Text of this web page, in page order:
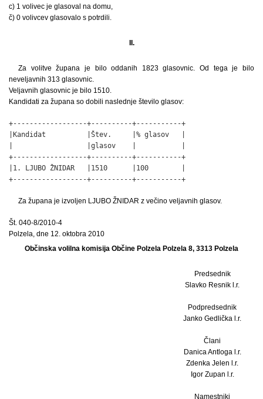
c) 1 volivec je glasoval na domu,
č) 0 volivcev glasovalo s potrdili.
II.
Za volitve župana je bilo oddanih 1823 glasovnic. Od tega je bilo
neveljavnih 313 glasovnic.
Veljavnih glasovnic je bilo 1510.
Kandidati za župana so dobili naslednje število glasov:
+------------------+----------+-----------+
|Kandidat          |Štev.     |% glasov   |
|                  |glasov    |           |
+------------------+----------+-----------+
|1. LJUBO ŽNIDAR   |1510      |100        |
+------------------+----------+-----------+
Za župana je izvoljen LJUBO ŽNIDAR z večino veljavnih glasov.
Št. 040-8/2010-4
Polzela, dne 12. oktobra 2010
Občinska volilna komisija Občine Polzela Polzela 8, 3313 Polzela
Predsednik
Slavko Resnik l.r.
Podpredsednik
Janko Gedlička l.r.
Člani
Danica Antloga l.r.
Zdenka Jelen l.r.
Igor Zupan l.r.
Namestniki